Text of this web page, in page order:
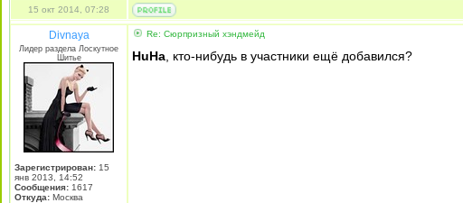
15 окт 2014, 07:28
Divnaya
Лидер раздела Лоскутное
Шитье
Зарегистрирован: 15
янв 2013, 14:52
Сообщения: 1617
Откуда: Mосква
Re: Сюрпризный хэндмейд
HuHa , кто-нибудь в участники ещё добавился?